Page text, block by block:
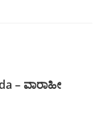
– ವಾರಾಹೀ